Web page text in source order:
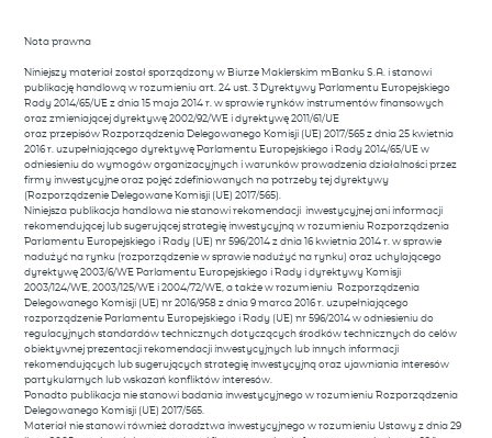
Nota prawna
Niniejszy materiał został sporządzony w Biurze Maklerskim mBanku S.A. i stanowi
publikację handlową w rozumieniu art. 24 ust. 3 Dyrektywy Parlamentu Europejskiego
Rady 2014/65/UE z dnia 15 maja 2014 r. w sprawie rynków instrumentów finansowych
oraz zmieniającej dyrektywę 2002/92/WE i dyrektywę 2011/61/UE
oraz przepisów Rozporządzenia Delegowanego Komisji (UE) 2017/565 z dnia 25 kwietnia
2016 r. uzupełniającego dyrektywę Parlamentu Europejskiego i Rady 2014/65/UE w
odniesieniu do wymogów organizacyjnych i warunków prowadzenia działalności przez
firmy inwestycyjne oraz pojęć zdefiniowanych na potrzeby tej dyrektywy
(Rozporządzenie Delegowane Komisji (UE) 2017/565).
Niniejsza publikacja handlowa nie stanowi rekomendacji inwestycyjnej ani informacji
rekomendującej lub sugerującej strategię inwestycyjną w rozumieniu Rozporządzenia
Parlamentu Europejskiego i Rady (UE) nr 596/2014 z dnia 16 kwietnia 2014 r. w sprawie
nadużyć na rynku (rozporządzenie w sprawie nadużyć na rynku) oraz uchylającego
dyrektywę 2003/6/WE Parlamentu Europejskiego i Rady i dyrektywy Komisji
2003/124/WE, 2003/125/WE i 2004/72/WE, a także w rozumieniu Rozporządzenia
Delegowanego Komisji (UE) nr 2016/958 z dnia 9 marca 2016 r. uzupełniającego
rozporządzenie Parlamentu Europejskiego i Rady (UE) nr 596/2014 w odniesieniu do
regulacyjnych standardów technicznych dotyczących środków technicznych do celów
obiektywnej prezentacji rekomendacji inwestycyjnych lub innych informacji
rekomendujących lub sugerujących strategię inwestycyjną oraz ujawniania interesów
partykularnych lub wskazań konfliktów interesów.
Ponadto publikacja nie stanowi badania inwestycyjnego w rozumieniu Rozporządzenia
Delegowanego Komisji (UE) 2017/565.
Materiał nie stanowi również doradztwa inwestycyjnego w rozumieniu Ustawy z dnia 29